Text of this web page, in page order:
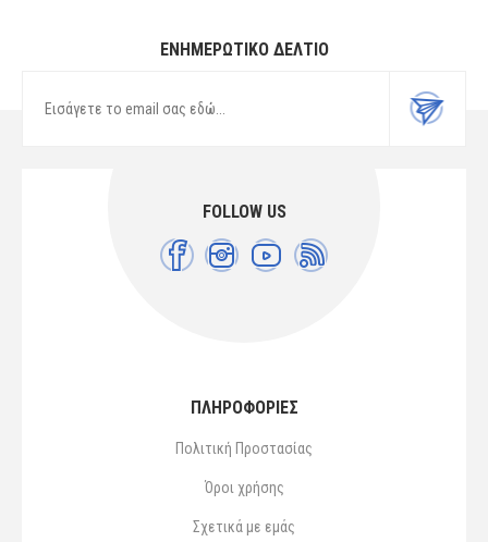
ΕΝΗΜΕΡΩΤΙΚΌ ΔΕΛΤΊΟ
FOLLOW US
ΠΛΗΡΟΦΟΡΙΕΣ
Πολιτική Προστασίας
Όροι χρήσης
Σχετικά με εμάς